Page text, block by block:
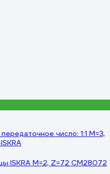
число: 1:1 M=3,